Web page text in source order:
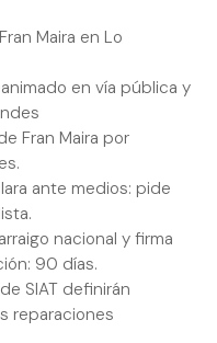
Maira en Lo
en vía pública y
Fran Maira por
ante medios: pide
nacional y firma
90 días.
SIAT definirán
reparaciones